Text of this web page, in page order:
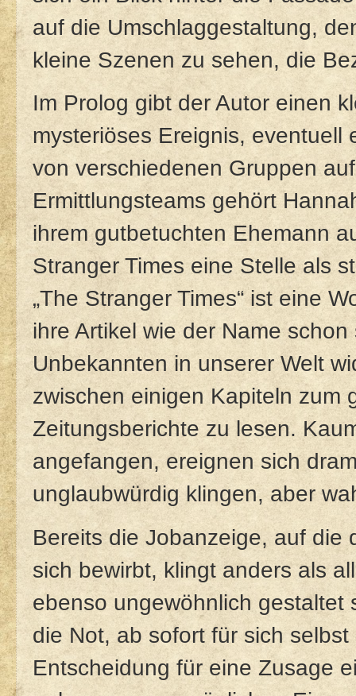
auf die Umschlaggestaltung,
kleine Szenen zu sehen, die
Im Prolog gibt der Autor einen
mysteriöses Ereignis, eventuell
von verschiedenen Gruppen
Ermittlungsteams gehört
ihrem gutbetuchten Ehemann
Stranger Times eine Stelle als
„The Stranger Times“ ist eine
ihre Artikel wie der Name
Unbekannten in unserer Welt
zwischen einigen Kapiteln zum
Zeitungsberichte zu lesen.
angefangen, ereignen sich
unglaubwürdig klingen, aber
Bereits die Jobanzeige, auf die
sich bewirbt, klingt anders als
ebenso ungewöhnlich gestaltet
die Not, ab sofort für sich
Entscheidung für eine Zusage